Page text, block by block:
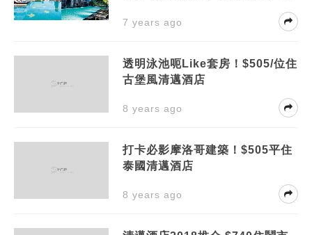
7 years ago
透明泳池呃Like套房！$505/位住
古堡風清邁酒店
8 years ago
打卡必影摩洛哥建築！$505平住
泰國清邁酒店
8 years ago